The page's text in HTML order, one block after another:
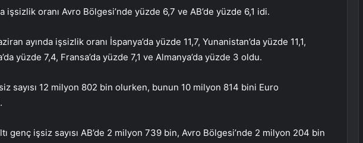
işsizlik oranı Avro Bölgesi’nde yüzde 6,7 ve AB’de yüzde 6,1 idi.
ayında işsizlik oranı İspanya’da yüzde 11,7, Yunanistan’da yüzde 11,1,
yüzde 7,4, Fransa’da yüzde 7,1 ve Almanya’da yüzde 3 oldu.
sayısı 12 milyon 802 bin olurken, bunun 10 milyon 814 bini Euro
genç işsiz sayısı AB’de 2 milyon 739 bin, Avro Bölgesi’nde 2 milyon 204 bin